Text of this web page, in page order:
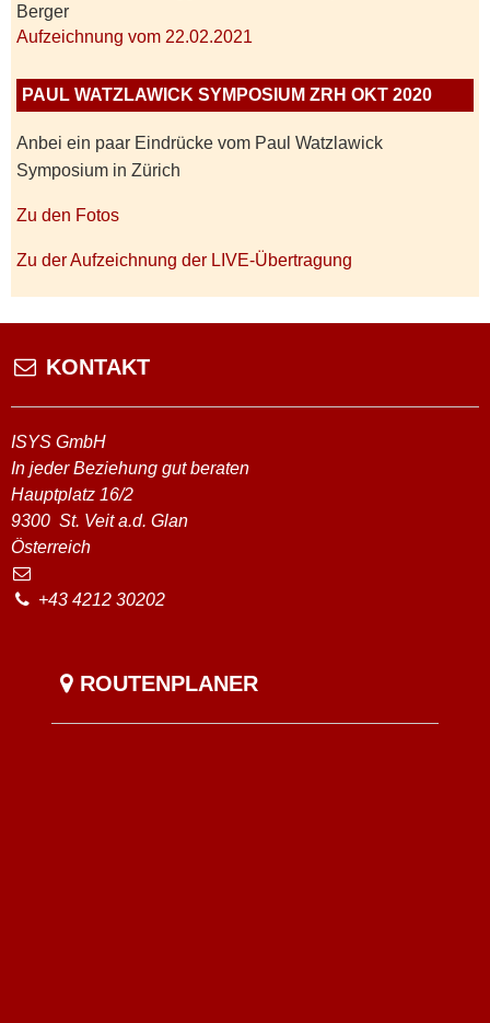
Berger
Aufzeichnung vom 22.02.2021
PAUL WATZLAWICK SYMPOSIUM ZRH OKT 2020
Anbei ein paar Eindrücke vom Paul Watzlawick
Symposium in Zürich
Zu den Fotos
Zu der Aufzeichnung der LIVE-Übertragung
KONTAKT
ISYS GmbH
In jeder Beziehung gut beraten
Hauptplatz 16/2
9300 St. Veit a.d. Glan
Österreich
+43 4212 30202
ROUTENPLANER